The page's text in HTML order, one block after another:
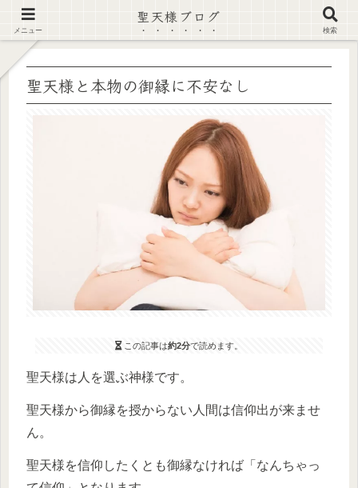
【注意喚起】偽サイト及び偽情報に注意 ▶確認する◀
聖天様と本物の御縁に不安なし
この記事は約2分で読めます。
聖天様は人を選ぶ神様です。
聖天様から御縁を授からない人間は信仰出が来ませ
ん。
聖天様を信仰したくとも御縁なければ「なんちゃっ
メニュー
聖天様ブログ
検索